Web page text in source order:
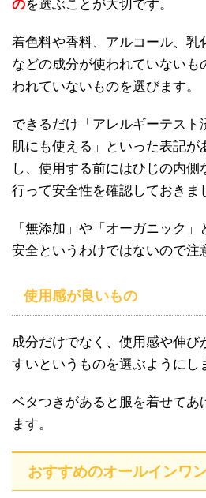
のを選ぶことが大切です。
着色料や香料、アルコール、乳
などの成分が使われていないも
われていないものを選びます。
できるだけ「アレルギーテスト
肌にも使える」といった表記が
し、使用する前にはひじの内側
行って安全性を確認しておきま
「無添加」や「オーガニック
安全というわけではないので注
使用感が良いもの
成分だけでなく、使用感や伸び
すいというものを選ぶようにし
ベタつきがあると服を着せてあ
ます。
おすすめのオールインワ